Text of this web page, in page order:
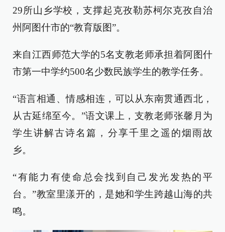
29所山乡学校，支撑起克孜勒苏柯尔克孜自治
州阿图什市的“教育版图”。
来自江西师范大学的5名支教老师承担着阿图什
市第一中学约500名少数民族学生的教学任务。
“语言相通、情感相连，可以从东南贯通西北，
从古延绵至今。”语文课上，支教老师张馨月为
学生讲解古诗名篇，分享千里之遥的烟雨故
乡。
“有能力有使命总会找到自己发光发热的平
台。”教室里漾开的，是她和学生跨越山海的共
鸣。